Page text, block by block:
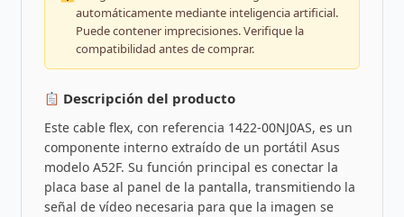
automáticamente mediante inteligencia artificial.
Puede contener imprecisiones. Verifique la
compatibilidad antes de comprar.
Descripción del producto
Este cable flex, con referencia 1422-00NJ0AS, es un
componente interno extraído de un portátil Asus
modelo A52F. Su función principal es conectar la
placa base al panel de la pantalla, transmitiendo la
señal de vídeo necesaria para que la imagen se